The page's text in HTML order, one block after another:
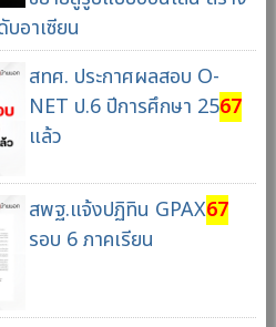
อาเซียน
สทศ. ประกาศผลสอบ O-
NET ป.6 ปีการศึกษา 2567
แล้ว
สพฐ.แจ้งปฏิทิน GPAX67
รอบ 6 ภาคเรียน